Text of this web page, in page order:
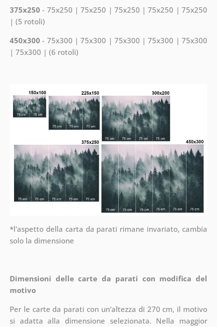
375x250 - 75x250 | 75x250 | 75x250 | 75x250 | 75x250
| (5 rotoli)
450x300 - 75x300 | 75x300 | 75x300 | 75x300 | 75x300
| 75x300 | (6 rotoli)
*l'aspetto della carta da parati rimane invariato, cambia
solo la dimensione
Dimensioni delle carte da parati con modifica del
motivo
Per le carte da parati con un'altezza di 270 cm, il motivo
si adatta alla dimensione selezionata. Nella maggior